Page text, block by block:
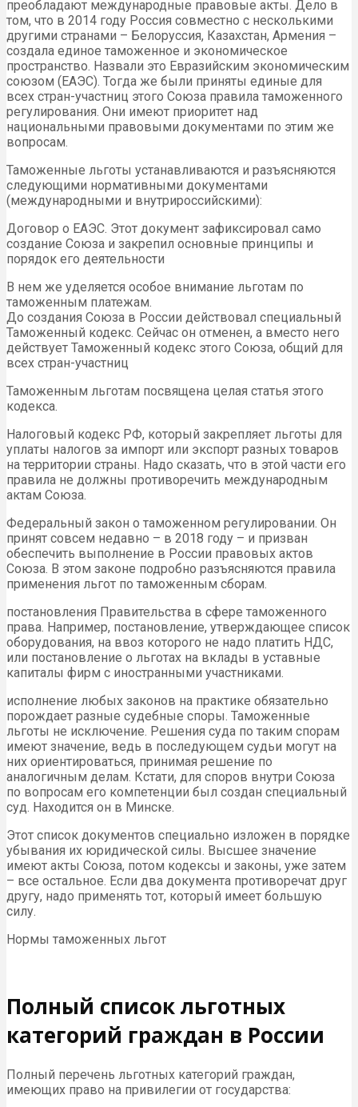
преобладают международные правовые акты. Дело в
том, что в 2014 году Россия совместно с несколькими
другими странами – Белоруссия, Казахстан, Армения –
создала единое таможенное и экономическое
пространство. Назвали это Евразийским экономическим
союзом (ЕАЭС). Тогда же были приняты единые для
всех стран-участниц этого Союза правила таможенного
регулирования. Они имеют приоритет над
национальными правовыми документами по этим же
вопросам.
Таможенные льготы устанавливаются и разъясняются
следующими нормативными документами
(международными и внутрироссийскими):
Договор о ЕАЭС. Этот документ зафиксировал само
создание Союза и закрепил основные принципы и
порядок его деятельности
В нем же уделяется особое внимание льготам по
таможенным платежам.
До создания Союза в России действовал специальный
Таможенный кодекс. Сейчас он отменен, а вместо него
действует Таможенный кодекс этого Союза, общий для
всех стран-участниц
Таможенным льготам посвящена целая статья этого
кодекса.
Налоговый кодекс РФ, который закрепляет льготы для
уплаты налогов за импорт или экспорт разных товаров
на территории страны. Надо сказать, что в этой части его
правила не должны противоречить международным
актам Союза.
Федеральный закон о таможенном регулировании. Он
принят совсем недавно – в 2018 году – и призван
обеспечить выполнение в России правовых актов
Союза. В этом законе подробно разъясняются правила
применения льгот по таможенным сборам.
постановления Правительства в сфере таможенного
права. Например, постановление, утверждающее список
оборудования, на ввоз которого не надо платить НДС,
или постановление о льготах на вклады в уставные
капиталы фирм с иностранными участниками.
исполнение любых законов на практике обязательно
порождает разные судебные споры. Таможенные
льготы не исключение. Решения суда по таким спорам
имеют значение, ведь в последующем судьи могут на
них ориентироваться, принимая решение по
аналогичным делам. Кстати, для споров внутри Союза
по вопросам его компетенции был создан специальный
суд. Находится он в Минске.
Этот список документов специально изложен в порядке
убывания их юридической силы. Высшее значение
имеют акты Союза, потом кодексы и законы, уже затем
– все остальное. Если два документа противоречат друг
другу, надо применять тот, который имеет большую
силу.
Нормы таможенных льгот
Полный список льготных
категорий граждан в России
Полный перечень льготных категорий граждан,
имеющих право на привилегии от государства: